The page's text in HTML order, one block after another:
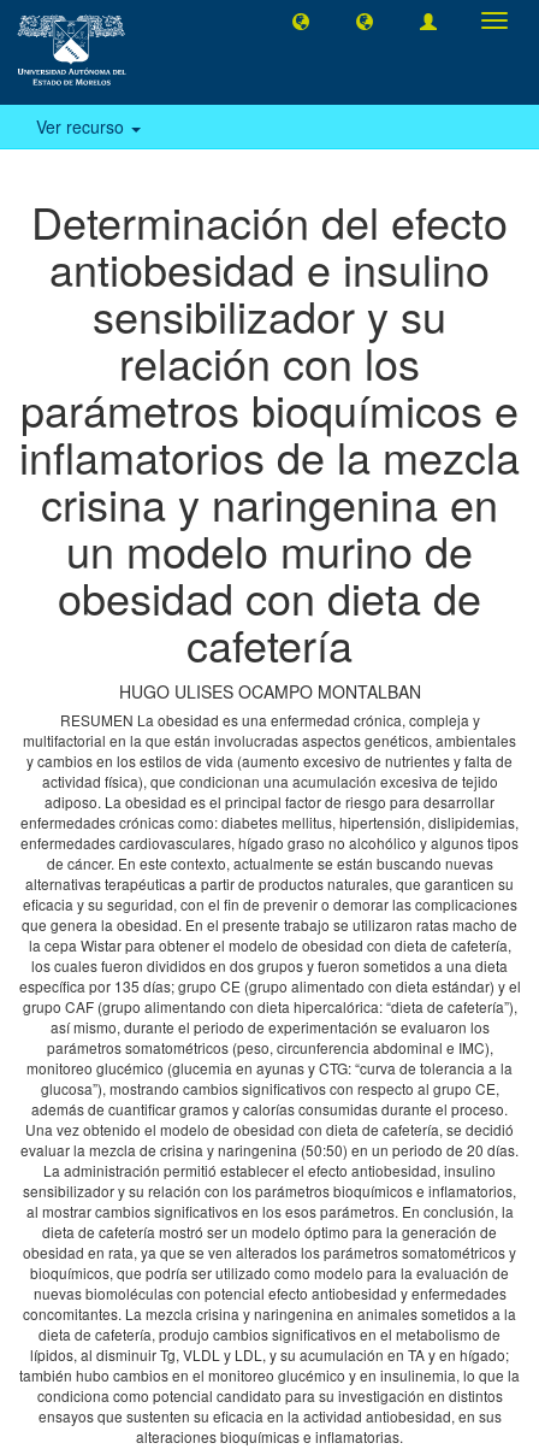
Ver recurso
Determinación del efecto
antiobesidad e insulino
sensibilizador y su
relación con los
parámetros bioquímicos e
inflamatorios de la mezcla
crisina y naringenina en
un modelo murino de
obesidad con dieta de
cafetería
HUGO ULISES OCAMPO MONTALBAN
RESUMEN La obesidad es una enfermedad crónica, compleja y
multifactorial en la que están involucradas aspectos genéticos, ambientales
y cambios en los estilos de vida (aumento excesivo de nutrientes y falta de
actividad física), que condicionan una acumulación excesiva de tejido
adiposo. La obesidad es el principal factor de riesgo para desarrollar
enfermedades crónicas como: diabetes mellitus, hipertensión, dislipidemias,
enfermedades cardiovasculares, hígado graso no alcohólico y algunos tipos
de cáncer. En este contexto, actualmente se están buscando nuevas
alternativas terapéuticas a partir de productos naturales, que garanticen su
eficacia y su seguridad, con el fin de prevenir o demorar las complicaciones
que genera la obesidad. En el presente trabajo se utilizaron ratas macho de
la cepa Wistar para obtener el modelo de obesidad con dieta de cafetería,
los cuales fueron divididos en dos grupos y fueron sometidos a una dieta
específica por 135 días; grupo CE (grupo alimentado con dieta estándar) y el
grupo CAF (grupo alimentando con dieta hipercalórica: “dieta de cafetería”),
así mismo, durante el periodo de experimentación se evaluaron los
parámetros somatométricos (peso, circunferencia abdominal e IMC),
monitoreo glucémico (glucemia en ayunas y CTG: “curva de tolerancia a la
glucosa”), mostrando cambios significativos con respecto al grupo CE,
además de cuantificar gramos y calorías consumidas durante el proceso.
Una vez obtenido el modelo de obesidad con dieta de cafetería, se decidió
evaluar la mezcla de crisina y naringenina (50:50) en un periodo de 20 días.
La administración permitió establecer el efecto antiobesidad, insulino
sensibilizador y su relación con los parámetros bioquímicos e inflamatorios,
al mostrar cambios significativos en los esos parámetros. En conclusión, la
dieta de cafetería mostró ser un modelo óptimo para la generación de
obesidad en rata, ya que se ven alterados los parámetros somatométricos y
bioquímicos, que podría ser utilizado como modelo para la evaluación de
nuevas biomoléculas con potencial efecto antiobesidad y enfermedades
concomitantes. La mezcla crisina y naringenina en animales sometidos a la
dieta de cafetería, produjo cambios significativos en el metabolismo de
lípidos, al disminuir Tg, VLDL y LDL, y su acumulación en TA y en hígado;
también hubo cambios en el monitoreo glucémico y en insulinemia, lo que la
condiciona como potencial candidato para su investigación en distintos
ensayos que sustenten su eficacia en la actividad antiobesidad, en sus
alteraciones bioquímicas e inflamatorias.